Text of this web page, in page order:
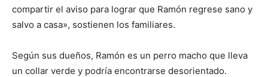
compartir el aviso para lograr que Ramón regrese sano y
salvo a casa», sostienen los familiares.
Según sus dueños, Ramón es un perro macho que lleva
un collar verde y podría encontrarse desorientado.